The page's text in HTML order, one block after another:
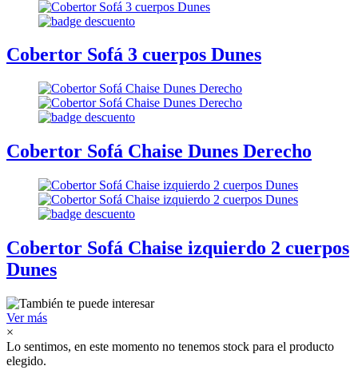
Cobertor Sofá 3 cuerpos Dunes
Cobertor Sofá Chaise Dunes Derecho
Cobertor Sofá Chaise izquierdo 2 cuerpos
Dunes
Ver más
×
Lo sentimos, en este momento no tenemos stock para el producto
elegido.